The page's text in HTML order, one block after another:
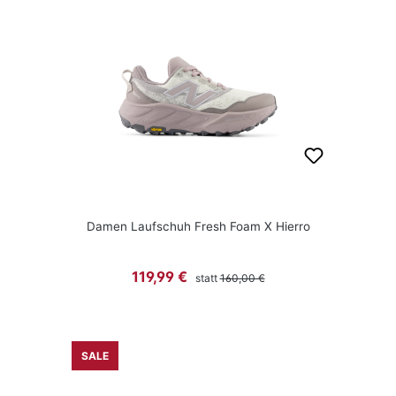
Damen Laufschuh Fresh Foam X Hierro
Verkaufspreis:
119,99 € stattRegulärer Preis:
160,00 €
SALE